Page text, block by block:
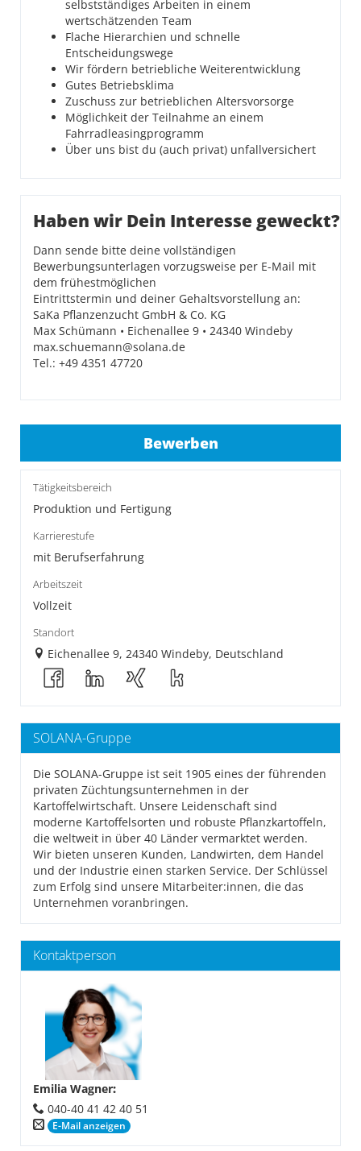
selbstständiges Arbeiten in einem
wertschätzenden Team
Flache Hierarchien und schnelle
Entscheidungswege
Wir fördern betriebliche Weiterentwicklung
Gutes Betriebsklima
Zuschuss zur betrieblichen Altersvorsorge
Möglichkeit der Teilnahme an einem
Fahrradleasingprogramm
Über uns bist du (auch privat) unfallversichert
Haben wir Dein Interesse geweckt?
Dann sende bitte deine vollständigen
Bewerbungsunterlagen vorzugsweise per E-Mail mit
dem frühestmöglichen
Eintrittstermin und deiner Gehaltsvorstellung an:
SaKa Pflanzenzucht GmbH & Co. KG
Max Schümann • Eichenallee 9 • 24340 Windeby
max.schuemann@solana.de
Tel.: +49 4351 47720
Bewerben
Tätigkeitsbereich
Produktion und Fertigung
Karrierestufe
mit Berufserfahrung
Arbeitszeit
Vollzeit
Standort
Eichenallee 9, 24340 Windeby, Deutschland
SOLANA-Gruppe
Die SOLANA-Gruppe ist seit 1905 eines der führenden
privaten Züchtungsunternehmen in der
Kartoffelwirtschaft. Unsere Leidenschaft sind
moderne Kartoffelsorten und robuste Pflanzkartoffeln,
die weltweit in über 40 Länder vermarktet werden.
Wir bieten unseren Kunden, Landwirten, dem Handel
und der Industrie einen starken Service. Der Schlüssel
zum Erfolg sind unsere Mitarbeiter:innen, die das
Unternehmen voranbringen.
Kontaktperson
Emilia Wagner:
040-40 41 42 40 51
E-Mail anzeigen